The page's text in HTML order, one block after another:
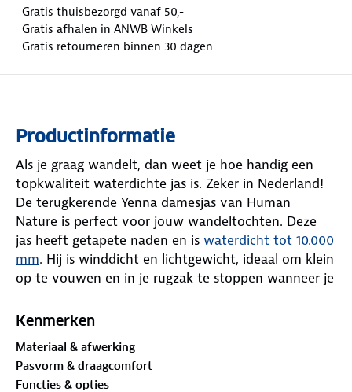
Gratis thuisbezorgd vanaf 50,-
Gratis afhalen in ANWB Winkels
Gratis retourneren binnen 30 dagen
Productinformatie
Als je graag wandelt, dan weet je hoe handig een
topkwaliteit waterdichte jas is. Zeker in Nederland!
De terugkerende Yenna damesjas van Human
Nature is perfect voor jouw wandeltochten. Deze
jas heeft getapete naden en is waterdicht tot 10.000
mm. Hij is winddicht en lichtgewicht, ideaal om klein
op te vouwen en in je rugzak te stoppen wanneer je
hem geschikt maakt als extra laagje tegen regen en
wind. Als je het koud hebt, kun je de jas combineren
Kenmerken
Materiaal & afwerking
Pasvorm & draagcomfort
Functies & opties